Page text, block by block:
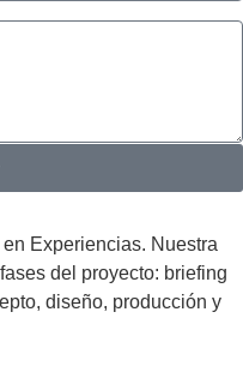
Experiencias. Nuestra
del proyecto: briefing
diseño, producción y